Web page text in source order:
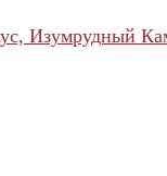
Изумрудный